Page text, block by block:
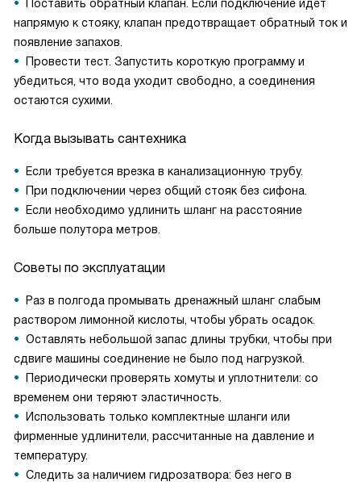
Поставить обратный клапан. Если подключение идёт
напрямую к стояку, клапан предотвращает обратный ток и
появление запахов.
Провести тест. Запустить короткую программу и
убедиться, что вода уходит свободно, а соединения
остаются сухими.
Когда вызывать сантехника
Если требуется врезка в канализационную трубу.
При подключении через общий стояк без сифона.
Если необходимо удлинить шланг на расстояние
больше полутора метров.
Советы по эксплуатации
Раз в полгода промывать дренажный шланг слабым
раствором лимонной кислоты, чтобы убрать осадок.
Оставлять небольшой запас длины трубки, чтобы при
сдвиге машины соединение не было под нагрузкой.
Периодически проверять хомуты и уплотнители: со
временем они теряют эластичность.
Использовать только комплектные шланги или
фирменные удлинители, рассчитанные на давление и
температуру.
Следить за наличием гидрозатвора: без него в